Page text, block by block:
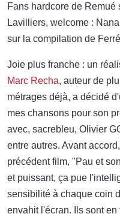
Fans hardcore de Remué
Lavilliers, welcome :
sur la compilation de
Joie plus franche : un
Marc Recha, auteur de
métrages déjà, a décidé
mes chansons pour son
avec, sacrebleu, Olivier
entre autres. Avant
précédent film, "Pau et
et puissant, ça pue
sensibilité à chaque coin
envahit l'écran. Ils sont